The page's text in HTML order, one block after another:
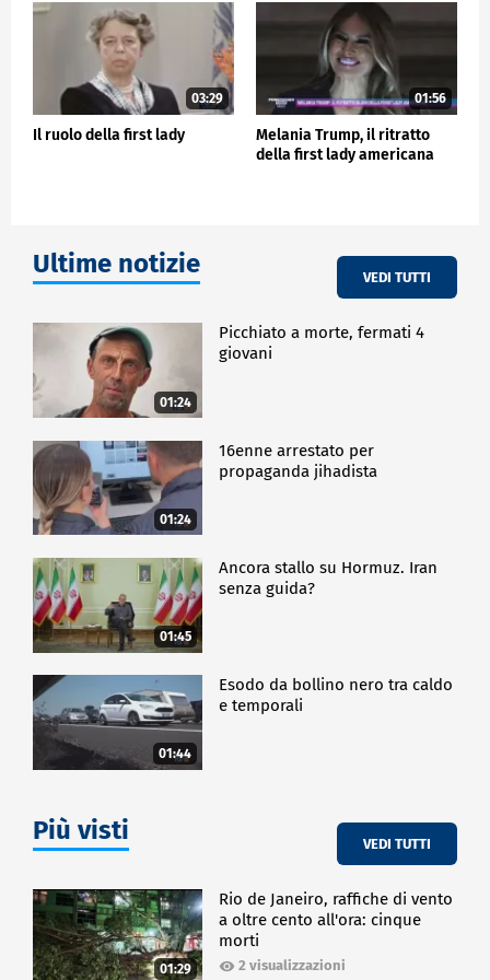
insieme le insidie del nostro tempo che levo un
brindisi alla sua persona e all'amico popolo di Corea
che la rappresenta. 'Geonbae' (Cin Cin in coreano)",
ha detto il capo dello Stato.
POLITICA
03:29
Il ruolo della first lady
01:56
Melania Trump, il ritratto
della first lady americana
Ultime notizie VEDI TUTTI
01:24
Picchiato a morte, fermati 4
giovani
01:24
16enne arrestato per
propaganda jihadista
01:45
Ancora stallo su Hormuz. Iran
senza guida?
01:44
Esodo da bollino nero tra caldo
e temporali
Più visti VEDI TUTTI
01:29
Rio de Janeiro, raffiche di vento
a oltre cento all'ora: cinque
morti
2 visualizzazioni